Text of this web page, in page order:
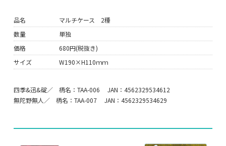
品名
マルチケース 2種
数量
単独
価格
680円(税抜き)
サイズ
W190×H110ｍｍ
四季&迅&碇／ 柄名：TAA-006 JAN：4562329534612
無陀野無人／ 柄名：TAA-007 JAN：4562329534629